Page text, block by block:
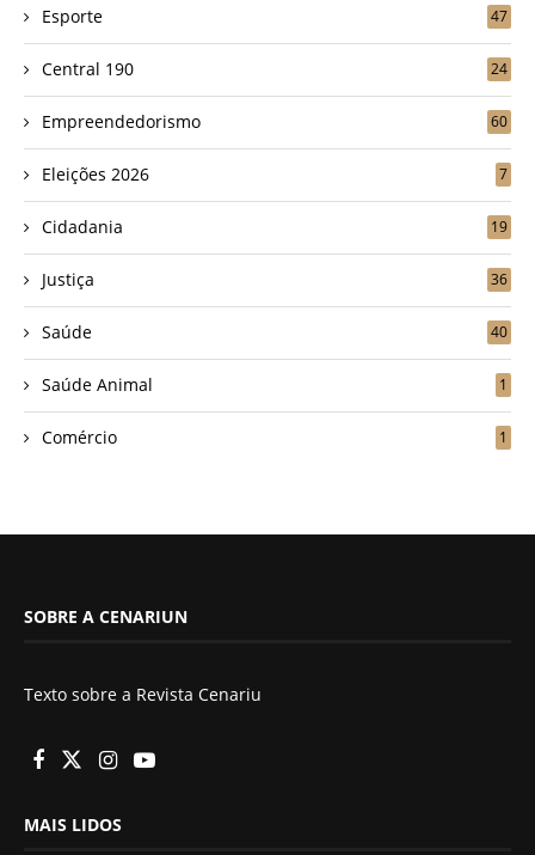
Esporte 47
Central 190 24
Empreendedorismo 60
Eleições 2026 7
Cidadania 19
Justiça 36
Saúde 40
Saúde Animal 1
Comércio 1
SOBRE A CENARIUN
Texto sobre a Revista Cenariu
MAIS LIDOS